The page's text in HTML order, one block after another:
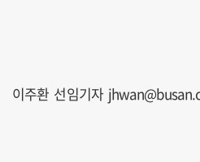
이주환 선임기자